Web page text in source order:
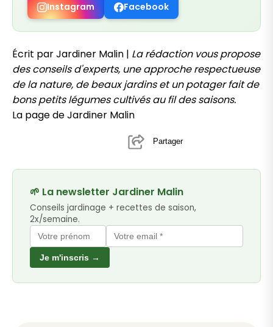
Instagram
Facebook
Écrit par Jardiner Malin | La rédaction vous propose
des conseils d'experts, une approche respectueuse
de la nature, de beaux jardins et un potager fait de
bons petits légumes cultivés au fil des saisons.
La page de Jardiner Malin
Partager
🌱 La newsletter Jardiner Malin
Conseils jardinage + recettes de saison,
2x/semaine.
Je m'inscris →